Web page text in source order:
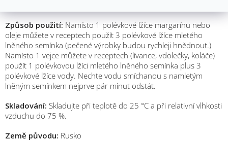
Způsob použití: Namísto 1 polévkové lžíce margarínu nebo
oleje můžete v receptech použít 3 polévkové lžíce mletého
lněného semínka (pečené výrobky budou rychleji hnědnout.)
Namísto 1 vejce můžete v receptech (lívance, vdolečky, koláče)
použít 1 polévkovou lžíci mletého lněného semínka plus 3
polévkové lžíce vody. Nechte vodu smíchanou s namletým
lněným semínkem nejprve pár minut odstát.
Skladování: Skladujte při teplotě do 25 °C a při relativní vlhkosti
vzduchu do 75 %.
Země původu: Rusko